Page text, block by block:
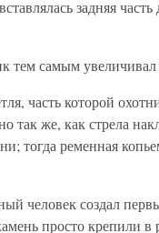
задняя
самым увеличивал
часть которой
так же, как стрела
тогда ременная
человек создал
просто крепили